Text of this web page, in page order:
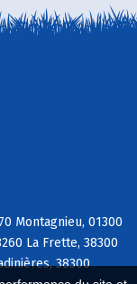
Montagnieu, 01300
La Frette, 38300
38300